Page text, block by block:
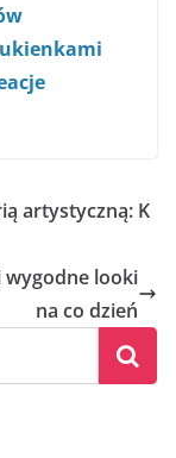
artystyczną: K
wygodne looki
na co dzień